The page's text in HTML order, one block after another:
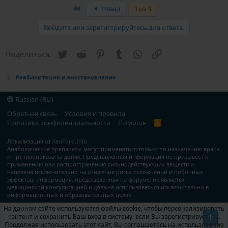
Назад 3 из 3
Войдите или зарегистрируйтесь для ответа.
Поделиться: Twitter Reddit PinterestTumblr WhatsApp
Реабилитация и восстановление
Russian (RU)
Обратная связь
Условия и правила
Политика конфиденциальности
Помощь
R
Локализация от XenForo.Info
Анаболические препараты могут применяться только по назначению врача
и противопоказаны детям. Представленная информация не призывает к
применению или распространению сильнодействующих веществ и
нацелена исключительно на снижение риска осложнений и побочных
эффектов, информация, представленная на форуме, не является
медицинской консультацией и должна использоваться исключительно в
информационных и образовательных целях.
На данном сайте используются файлы cookie, чтобы персонализировать
контент и сохранить Ваш вход в систему, если Вы зарегистрируетесь.
Продолжая использовать этот сайт, Вы соглашаетесь на использование